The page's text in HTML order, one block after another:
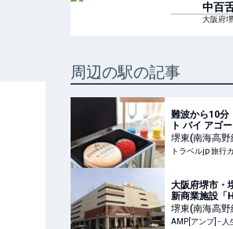
中百
大阪府
周辺の駅の記事
難波から10分
ト バイ アゴ
で26時間ステ
トラベルjp 旅
堺東(南海高野
市堺区
トラベルjp 旅行
大阪府堺市・
新商業施設「
2027年春に全
ープン 髙島屋
堺東(南海高野
市堺区